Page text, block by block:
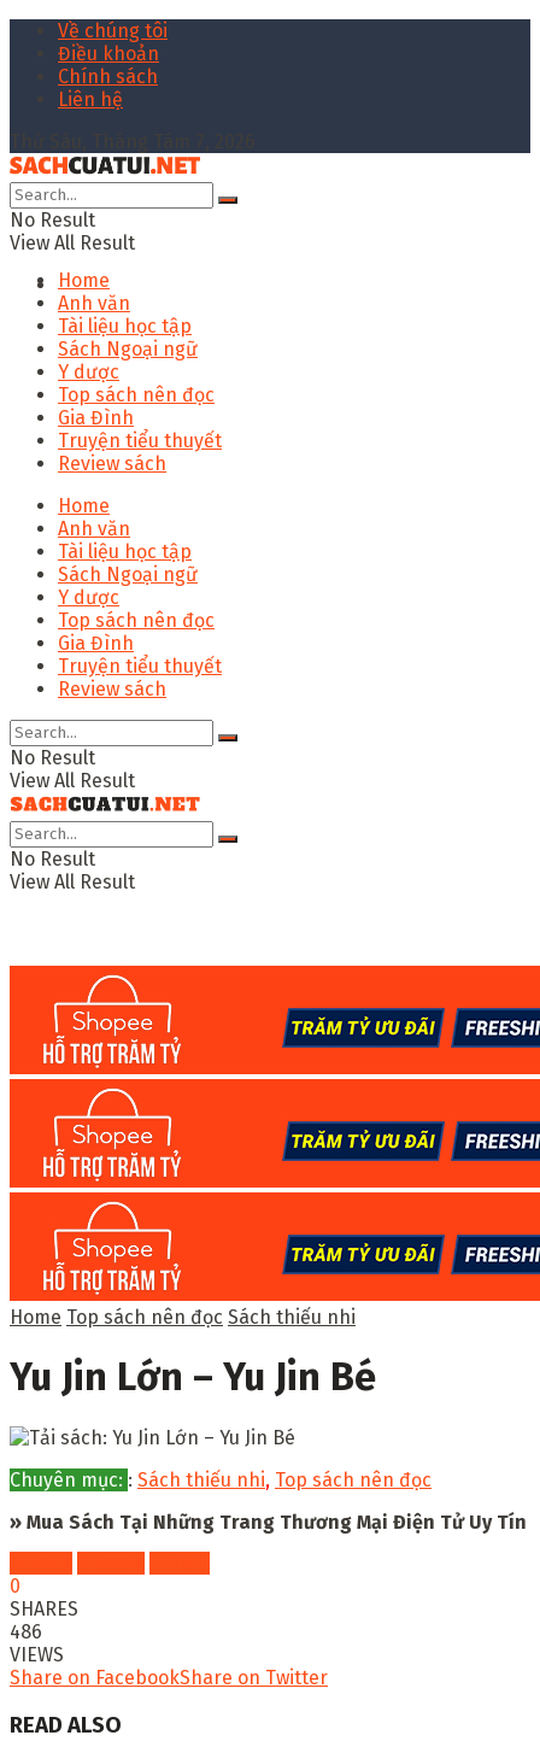
Về chúng tôi
Điều khoản
Chính sách
Liên hệ
No Result
View All Result
Home
Anh văn
Tài liệu học tập
Sách Ngoại ngữ
Y dược
Top sách nên đọc
Gia Đình
Truyện tiểu thuyết
Review sách
Home
Anh văn
Tài liệu học tập
Sách Ngoại ngữ
Y dược
Top sách nên đọc
Gia Đình
Truyện tiểu thuyết
Review sách
No Result
View All Result
No Result
View All Result
Home Top sách nên đọc Sách thiếu nhi
Yu Jin Lớn – Yu Jin Bé
Chuyên mục: : Sách thiếu nhi, Top sách nên đọc
» Mua Sách Tại Những Trang Thương Mại Điện Tử Uy Tín
0
SHARES
486
VIEWS
Share on FacebookShare on Twitter
READ ALSO